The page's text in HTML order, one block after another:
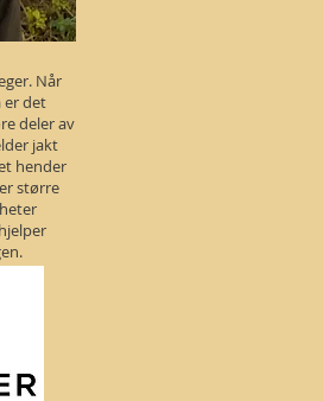
Når
er det
deler av
jakt
hender
større